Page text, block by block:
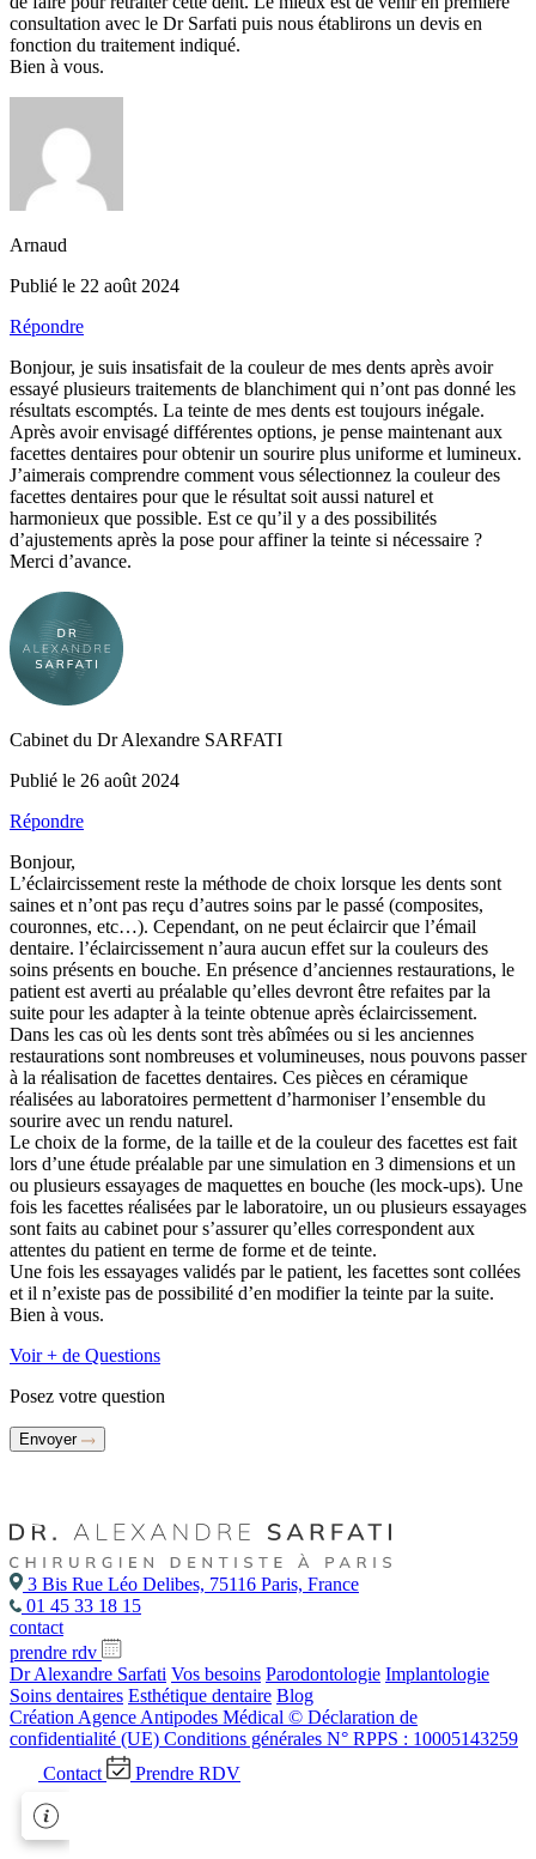
consultation avec le Dr Sarfati puis nous établirons un devis en
fonction du traitement indiqué.
Bien à vous.
Arnaud
Publié le 22 août 2024
Répondre
Bonjour, je suis insatisfait de la couleur de mes dents après avoir
essayé plusieurs traitements de blanchiment qui n’ont pas donné les
résultats escomptés. La teinte de mes dents est toujours inégale.
Après avoir envisagé différentes options, je pense maintenant aux
facettes dentaires pour obtenir un sourire plus uniforme et lumineux.
J’aimerais comprendre comment vous sélectionnez la couleur des
facettes dentaires pour que le résultat soit aussi naturel et
harmonieux que possible. Est ce qu’il y a des possibilités
d’ajustements après la pose pour affiner la teinte si nécessaire ?
Merci d’avance.
Cabinet du Dr Alexandre SARFATI
Publié le 26 août 2024
Répondre
Bonjour,
L’éclaircissement reste la méthode de choix lorsque les dents sont
saines et n’ont pas reçu d’autres soins par le passé (composites,
couronnes, etc…). Cependant, on ne peut éclaircir que l’émail
dentaire. l’éclaircissement n’aura aucun effet sur la couleurs des
soins présents en bouche. En présence d’anciennes restaurations, le
patient est averti au préalable qu’elles devront être refaites par la
suite pour les adapter à la teinte obtenue après éclaircissement.
Dans les cas où les dents sont très abîmées ou si les anciennes
restaurations sont nombreuses et volumineuses, nous pouvons passer
à la réalisation de facettes dentaires. Ces pièces en céramique
réalisées au laboratoires permettent d’harmoniser l’ensemble du
sourire avec un rendu naturel.
Le choix de la forme, de la taille et de la couleur des facettes est fait
lors d’une étude préalable par une simulation en 3 dimensions et un
ou plusieurs essayages de maquettes en bouche (les mock-ups). Une
fois les facettes réalisées par le laboratoire, un ou plusieurs essayages
sont faits au cabinet pour s’assurer qu’elles correspondent aux
attentes du patient en terme de forme et de teinte.
Une fois les essayages validés par le patient, les facettes sont collées
et il n’existe pas de possibilité d’en modifier la teinte par la suite.
Bien à vous.
Voir + de Questions
Posez votre question
Envoyer
3 Bis Rue Léo Delibes, 75116 Paris, France
01 45 33 18 15
contact
prendre rdv
Dr Alexandre Sarfati Vos besoins Parodontologie Implantologie
Soins dentaires Esthétique dentaire Blog
Création Agence Antipodes Médical © Déclaration de
confidentialité (UE) Conditions générales N° RPPS : 10005143259
Contact
Prendre RDV